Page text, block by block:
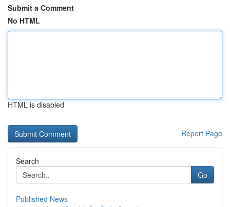
Submit a Comment
No HTML
HTML is disabled
Report Page
Search
Go
Published News